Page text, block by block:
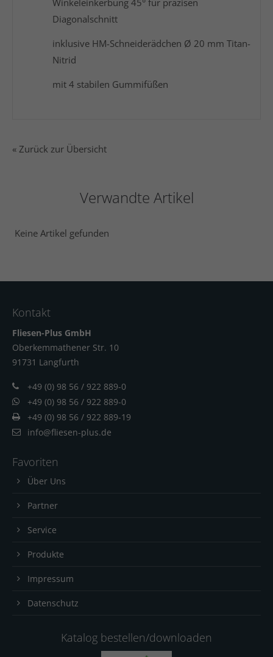
Winkeleinkerbung 45° für präzisen
Diagonalschnitt
inklusive HM-Schneiderädchen Ø 20 mm Titan-
Nitrid
mit 4 stabilen Gummifüßen
« Zurück zur Übersicht
Verwandte Artikel
Keine Artikel gefunden
Kontakt
Fliesen-Plus GmbH
Oberkemmathener Str. 10
91731 Langfurth
+49 (0) 98 56 / 922 889-0
+49 (0) 98 56 / 922 889-0
+49 (0) 98 56 / 922 889-19
info@fliesen-plus.de
Favoriten
Über Uns
Partner
Service
Produkte
Impressum
Datenschutz
Katalog bestellen/downloaden